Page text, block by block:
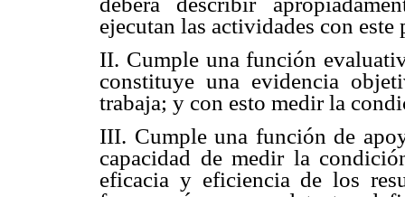
ejecutan las actividades con este
II. Cumple una función
constituye una evidencia
trabaja; y con esto medir la
III. Cumple una función de
capacidad de medir la
eficacia y eficiencia de los